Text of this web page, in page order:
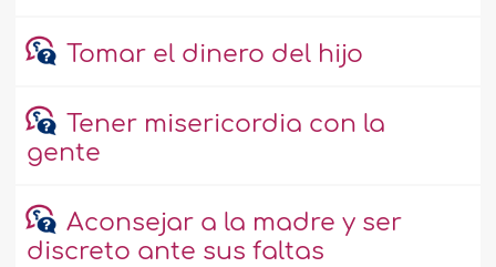
Tomar el dinero del hijo
Tener misericordia con la
gente
Aconsejar a la madre y ser
discreto ante sus faltas